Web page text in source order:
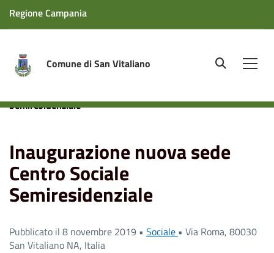
Regione Campania
Comune di San Vitaliano site.searc
Semiresidenziale
Inaugurazione nuova sede
Centro Sociale
Semiresidenziale
Pubblicato il 8 novembre 2019 • Sociale • Via Roma, 80030
San Vitaliano NA, Italia